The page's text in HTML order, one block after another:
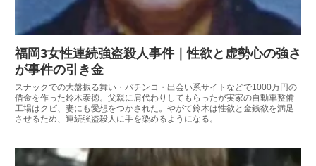
福岡3女性連続強盗殺人事件｜性欲と虚勢心の強さ
が事件の引き金
スナックでの大盤振る舞い・パチンコ・出会い系サイトなどで1000万円の
借金を作った鈴木泰徳。父親に肩代わりしてもらったが実家の自動車整備
工場はクビ、妻にも愛想をつかされた。やがて鈴木は性欲と金銭欲を満足
させるため、連続強盗殺人に手を染めるようになる。